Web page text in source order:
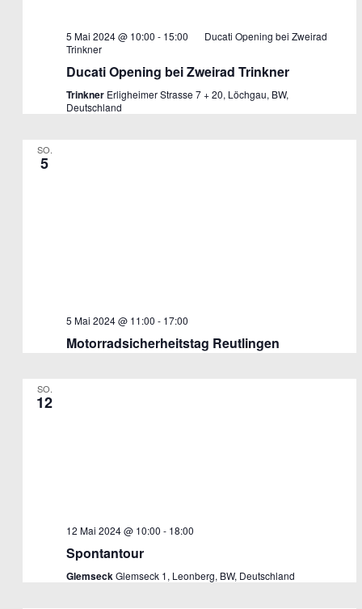
5 Mai 2024 @ 10:00 - 15:00
Ducati Opening bei Zweirad
Trinkner
Ducati Opening bei Zweirad Trinkner
Trinkner Erligheimer Strasse 7 + 20, Löchgau, BW,
Deutschland
SO.
5
5 Mai 2024 @ 11:00 - 17:00
Motorradsicherheitstag Reutlingen
SO.
12
12 Mai 2024 @ 10:00 - 18:00
Spontantour
GlemseckGlemseck 1, Leonberg, BW, Deutschland